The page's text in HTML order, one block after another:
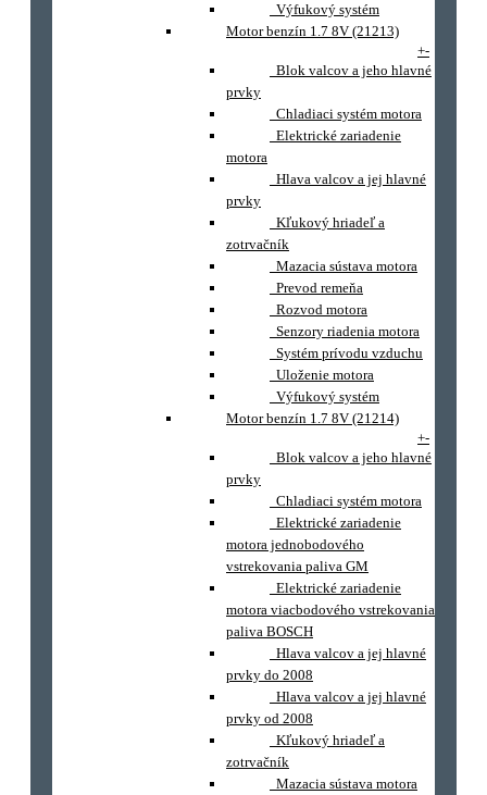
Výfukový systém
Motor benzín 1.7 8V (21213)
+-
Blok valcov a jeho hlavné
prvky
Chladiaci systém motora
Elektrické zariadenie
motora
Hlava valcov a jej hlavné
prvky
Kľukový hriadeľ a
zotrvačník
Mazacia sústava motora
Prevod remeňa
Rozvod motora
Senzory riadenia motora
Systém prívodu vzduchu
Uloženie motora
Výfukový systém
Motor benzín 1.7 8V (21214)
+-
Blok valcov a jeho hlavné
prvky
Chladiaci systém motora
Elektrické zariadenie
motora jednobodového
vstrekovania paliva GM
Elektrické zariadenie
motora viacbodového vstrekovania
paliva BOSCH
Hlava valcov a jej hlavné
prvky do 2008
Hlava valcov a jej hlavné
prvky od 2008
Kľukový hriadeľ a
zotrvačník
Mazacia sústava motora